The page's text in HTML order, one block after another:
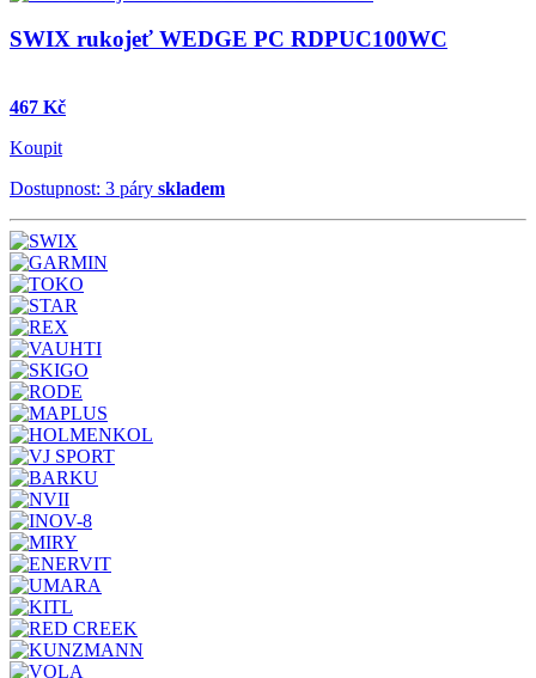
SWIX rukojeť WEDGE PC RDPUC100WC
467 Kč
Koupit
Dostupnost: 3 páry skladem